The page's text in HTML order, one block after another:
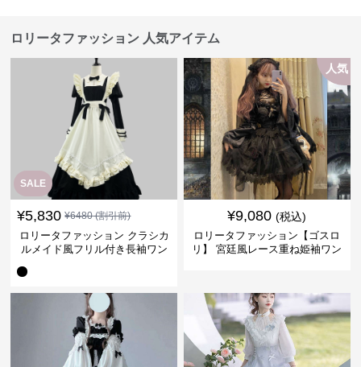
ロリータファッション 人気アイテム
SALE
¥5,830 ¥6480(割引前)
ロリータファッション クラシカ
ルメイド風フリル付き長袖ワン
人気
¥9,080 (税込)
ロリータファッション【ゴスロ
リ】 宮廷風レース重ね姫袖ワン